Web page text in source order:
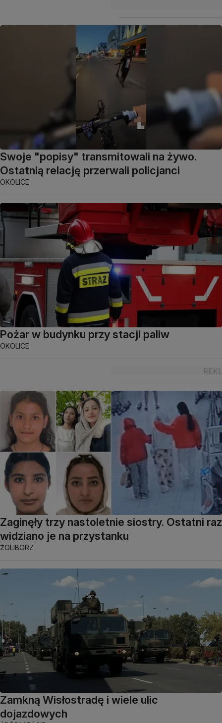
Swoje "popisy" transmitowali na żywo.
Ostatnią relację przerwali policjanci
OKOLICE
Pożar w budynku przy stacji paliw
OKOLICE
Zaginęły trzy nastoletnie siostry. Ostatni raz
widziano je na przystanku
ŻOLIBORZ
Zamkną Wisłostradę i wiele ulic
dojazdowych